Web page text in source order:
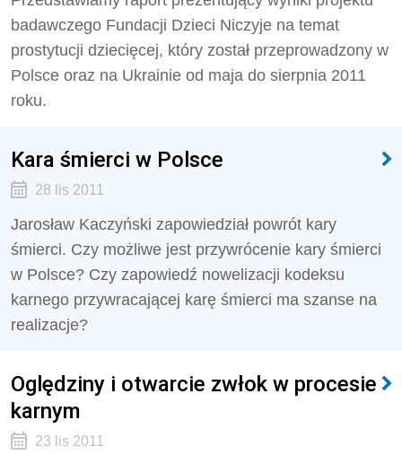
badawczego Fundacji Dzieci Niczyje na temat
prostytucji dziecięcej, który został przeprowadzony w
Polsce oraz na Ukrainie od maja do sierpnia 2011
roku.
Kara śmierci w Polsce
28 lis 2011
Jarosław Kaczyński zapowiedział powrót kary
śmierci. Czy możliwe jest przywrócenie kary śmierci
w Polsce? Czy zapowiedź nowelizacji kodeksu
karnego przywracającej karę śmierci ma szanse na
realizacje?
Oględziny i otwarcie zwłok w procesie
karnym
23 lis 2011